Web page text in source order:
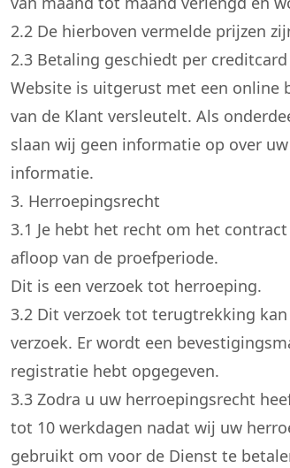
2.2 De hierboven vermelde prijzen
2.3 Betaling geschiedt per creditcard
Website is uitgerust met een online
van de Klant versleutelt. Als
slaan wij geen informatie op over
informatie.
3. Herroepingsrecht
3.1 Je hebt het recht om het
afloop van de proefperiode.
Dit is een verzoek tot herroeping.
3.2 Dit verzoek tot terugtrekking
verzoek. Er wordt een
registratie hebt opgegeven.
3.3 Zodra u uw herroepingsrecht
tot 10 werkdagen nadat wij uw
gebruikt om voor de Dienst te